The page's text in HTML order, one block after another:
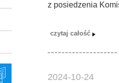
z posiedzenia
2024-10-24